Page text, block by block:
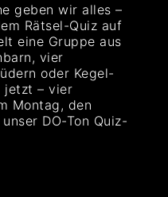
geben wir alles –
Rätsel-Quiz auf
eine Gruppe aus
vier
oder Kegel-
jetzt – vier
Montag, den
DO-Ton Quiz-